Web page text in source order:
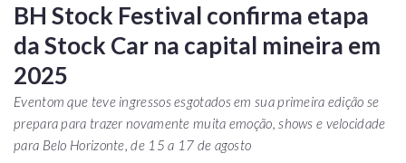
BH Stock Festival confirma etapa
da Stock Car na capital mineira em
2025
Eventom que teve ingressos esgotados em sua primeira edição se
prepara para trazer novamente muita emoção, shows e velocidade
para Belo Horizonte, de 15 a 17 de agosto